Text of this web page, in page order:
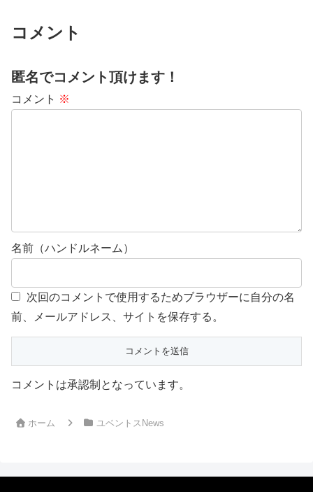
コメント
匿名でコメント頂けます！
コメント ※
名前（ハンドルネーム）
次回のコメントで使用するためブラウザーに自分の名
前、メールアドレス、サイトを保存する。
コメントは承認制となっています。
ホーム ユベントスNews